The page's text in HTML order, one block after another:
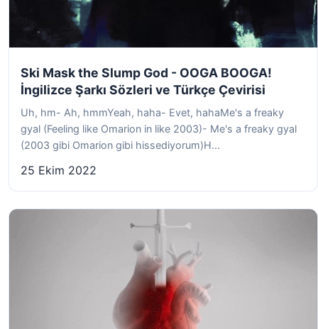
Ski Mask the Slump God - OOGA BOOGA!
İngilizce Şarkı Sözleri ve Türkçe Çevirisi
Uh, hm- Ah, hmmYeah, haha- Evet, hahaMe's a freaky
gyal (Feeling like Omarion in like 2003)- Me's a freaky gyal
(2003 gibi Omarion gibi hissediyorum)H...
25 Ekim 2022